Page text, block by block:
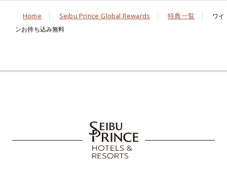
Home Seibu Prince Global Rewards 特典一覧
ワイ
ンお持ち込み無料